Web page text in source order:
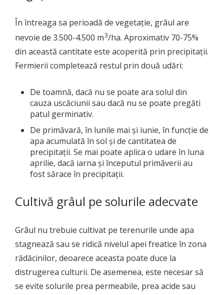
În întreaga sa perioadă de vegetație, grâul are
nevoie de 3.500-4.500 m3/ha. Aproximativ 70-75%
din această cantitate este acoperită prin precipitații.
Fermierii completează restul prin două udări:
De toamnă, dacă nu se poate ara solul din
cauza uscăciunii sau dacă nu se poate pregăti
patul germinativ.
De primăvară, în lunile mai și iunie, în funcție de
apa acumulată în sol și de cantitatea de
precipitații. Se mai poate aplica o udare în luna
aprilie, dacă iarna și începutul primăverii au
fost sărace în precipitații.
Cultivă grâul pe solurile adecvate
Grâul nu trebuie cultivat pe terenurile unde apa
stagnează sau se ridică nivelul apei freatice în zona
rădăcinilor, deoarece aceasta poate duce la
distrugerea culturii. De asemenea, este necesar să
se evite solurile prea permeabile, prea acide sau